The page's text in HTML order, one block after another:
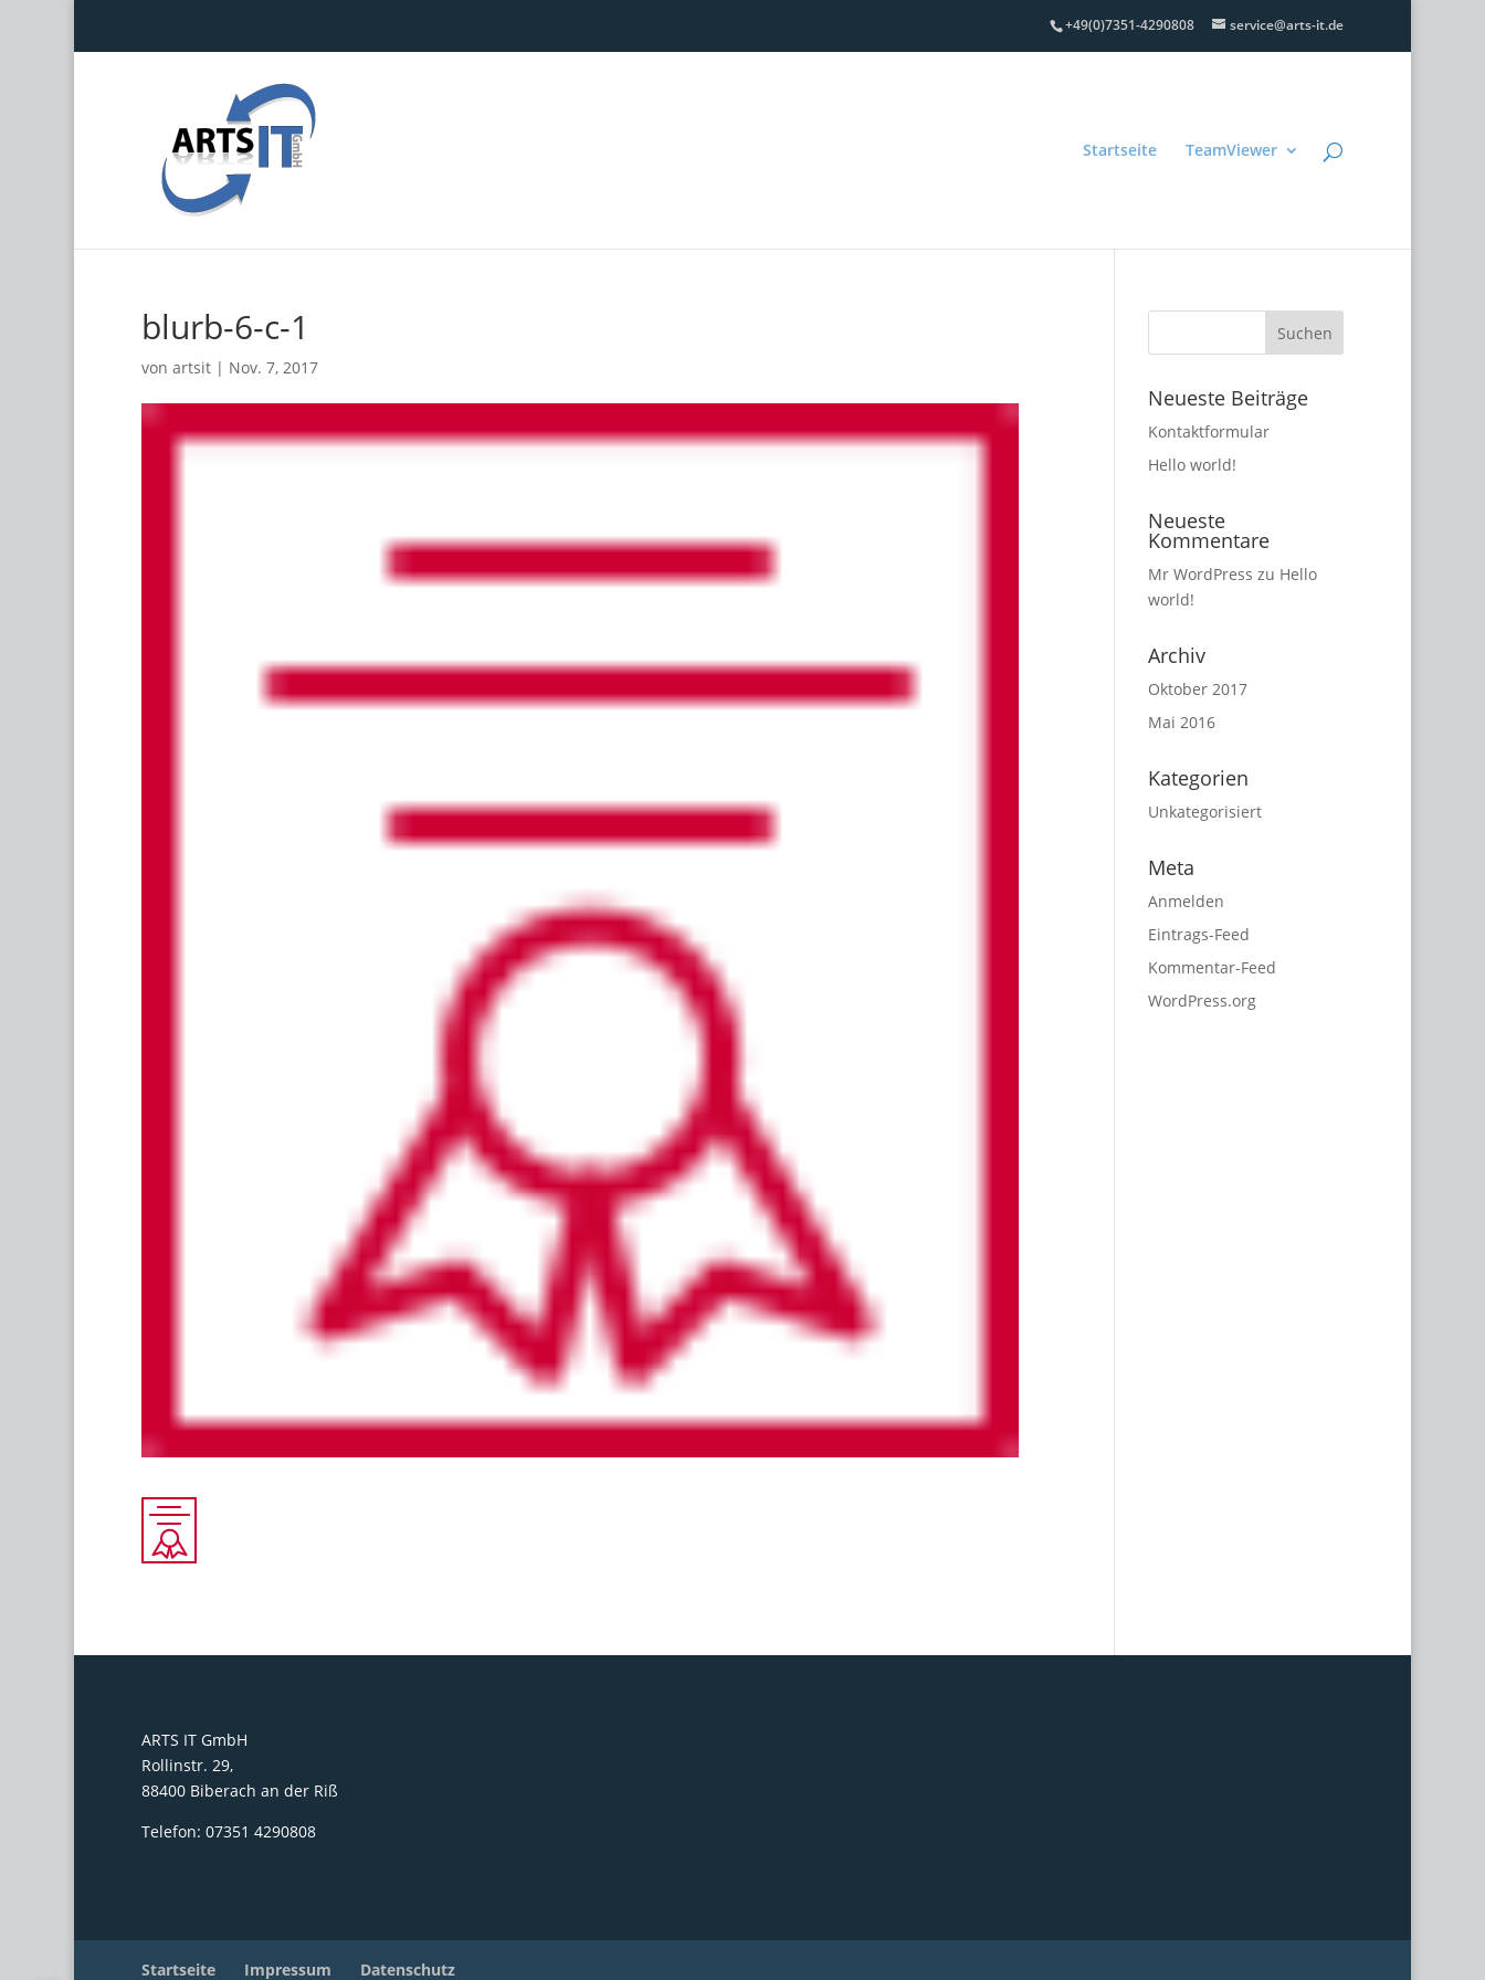
+49(0)7351-4290808 service@arts-it.de
Startseite TeamViewer
blurb-6-c-1
von artsit| Nov. 7, 2017
Neueste Beiträge
Kontaktformular
Hello world!
Neueste
Kommentare
Mr WordPress zu Hello
world!
Archiv
Oktober 2017
Mai 2016
Kategorien
Unkategorisiert
Meta
Anmelden
Eintrags-Feed
Kommentar-Feed
WordPress.org
ARTS IT GmbH
Rollinstr. 29,
88400 Biberach an der Riß
Telefon: 07351 4290808
Startseite Impressum Datenschutz